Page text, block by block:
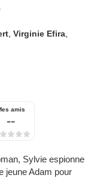
,Virginie Efira
amis
--
Sylvie espionne
jeune Adam pour